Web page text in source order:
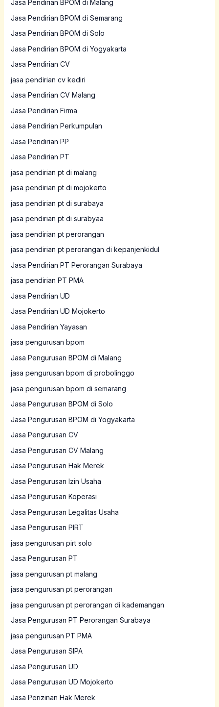
Jasa Pendirian BPOM di Malang
Jasa Pendirian BPOM di Semarang
Jasa Pendirian BPOM di Solo
Jasa Pendirian BPOM di Yogyakarta
Jasa Pendirian CV
jasa pendirian cv kediri
Jasa Pendirian CV Malang
Jasa Pendirian Firma
Jasa Pendirian Perkumpulan
Jasa Pendirian PP
Jasa Pendirian PT
jasa pendirian pt di malang
jasa pendirian pt di mojokerto
jasa pendirian pt di surabaya
jasa pendirian pt di surabyaa
jasa pendirian pt perorangan
jasa pendirian pt perorangan di kepanjenkidul
Jasa Pendirian PT Perorangan Surabaya
jasa pendirian PT PMA
Jasa Pendirian UD
Jasa Pendirian UD Mojokerto
Jasa Pendirian Yayasan
jasa pengurusan bpom
Jasa Pengurusan BPOM di Malang
jasa pengurusan bpom di probolinggo
jasa pengurusan bpom di semarang
Jasa Pengurusan BPOM di Solo
Jasa Pengurusan BPOM di Yogyakarta
Jasa Pengurusan CV
Jasa Pengurusan CV Malang
Jasa Pengurusan Hak Merek
Jasa Pengurusan Izin Usaha
Jasa Pengurusan Koperasi
Jasa Pengurusan Legalitas Usaha
Jasa Pengurusan PIRT
jasa pengurusan pirt solo
Jasa Pengurusan PT
jasa pengurusan pt malang
jasa pengurusan pt perorangan
jasa pengurusan pt perorangan di kademangan
Jasa Pengurusan PT Perorangan Surabaya
jasa pengurusan PT PMA
Jasa Pengurusan SIPA
Jasa Pengurusan UD
Jasa Pengurusan UD Mojokerto
Jasa Perizinan Hak Merek